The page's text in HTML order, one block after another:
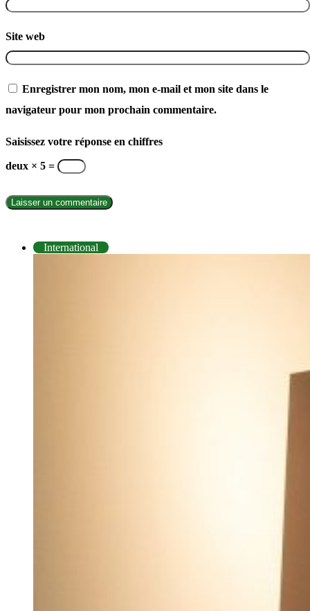
Site web
Enregistrer mon nom, mon e-mail et mon site dans le
navigateur pour mon prochain commentaire.
Saisissez votre réponse en chiffres
deux × 5 =
International